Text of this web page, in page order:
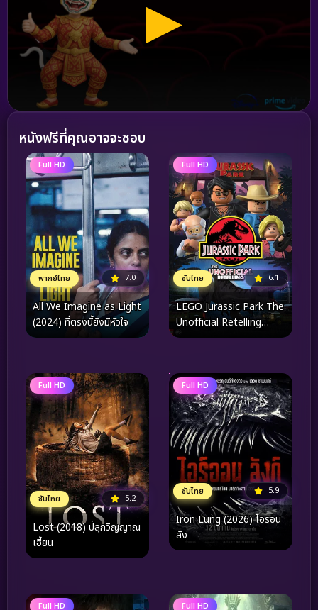
หนังฟรีที่คุณอาจจะชอบ
Full HD
พากย์ไทย 7.0
All We Imagine as Light
(2024) ที่ตรงนี้ยังมีหัวใจ
Full HD
ซับไทย 6.1
LEGO Jurassic Park The
Unofficial Retelling
(2023)
Full HD
ซับไทย 5.2
Lost (2018) ปลุกวิญญาณ
เฮี้ยน
Full HD
ซับไทย 5.9
Iron Lung (2026) ไอรอน
ลัง
Full HD Full HD